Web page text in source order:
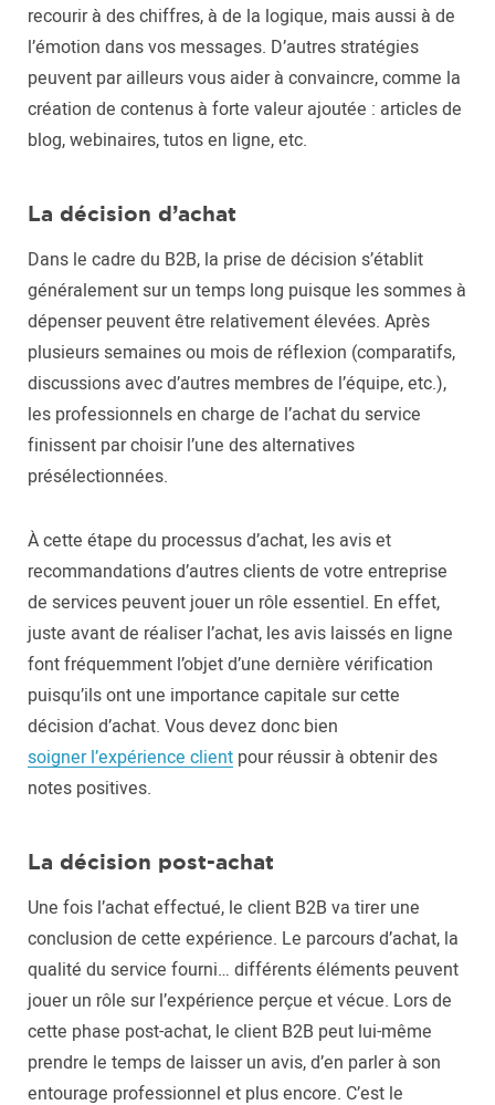
recourir à des chiffres, à de la logique, mais aussi à de
l’émotion dans vos messages. D’autres stratégies
peuvent par ailleurs vous aider à convaincre, comme la
création de contenus à forte valeur ajoutée : articles de
blog, webinaires, tutos en ligne, etc.
La décision d’achat
Dans le cadre du B2B, la prise de décision s’établit
généralement sur un temps long puisque les sommes à
dépenser peuvent être relativement élevées. Après
plusieurs semaines ou mois de réflexion (comparatifs,
discussions avec d’autres membres de l’équipe, etc.),
les professionnels en charge de l’achat du service
finissent par choisir l’une des alternatives
présélectionnées.
À cette étape du processus d’achat, les avis et
recommandations d’autres clients de votre entreprise
de services peuvent jouer un rôle essentiel. En effet,
juste avant de réaliser l’achat, les avis laissés en ligne
font fréquemment l’objet d’une dernière vérification
puisqu’ils ont une importance capitale sur cette
décision d’achat. Vous devez donc bien
soigner l’expérience client pour réussir à obtenir des
notes positives.
La décision post-achat
Une fois l’achat effectué, le client B2B va tirer une
conclusion de cette expérience. Le parcours d’achat, la
qualité du service fourni… différents éléments peuvent
jouer un rôle sur l’expérience perçue et vécue. Lors de
cette phase post-achat, le client B2B peut lui-même
prendre le temps de laisser un avis, d’en parler à son
entourage professionnel et plus encore. C’est le